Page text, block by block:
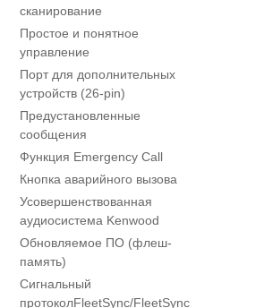
сканирование
Простое и понятное
управление
Порт для дополнительных
устройств (26-pin)
Предустановленные
сообщения
Функция Emergency Call
Кнопка аварийного вызова
Усовершенствованная
аудиосистема Kenwood
Обновляемое ПО (флеш-
память)
Сигнальный
протоколFleetSync/FleetSync